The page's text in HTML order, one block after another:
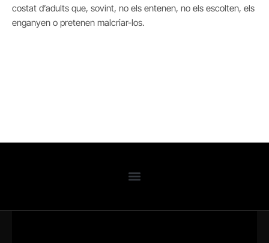
costat d’adults que, sovint, no els entenen, no els escolten, els
enganyen o pretenen malcriar-los.